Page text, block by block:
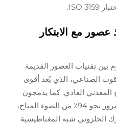
عصور مع الابتكار
بين تقنيات العصور القديمة
الصناعي، الذي يُعد أقوى
العادي. كما يدمجون
طلاءات منقوشة بالليزر تسمح بمرور نحو 94٪ من الضوء المتاح،
الحلزوني شبه المغناطيسية